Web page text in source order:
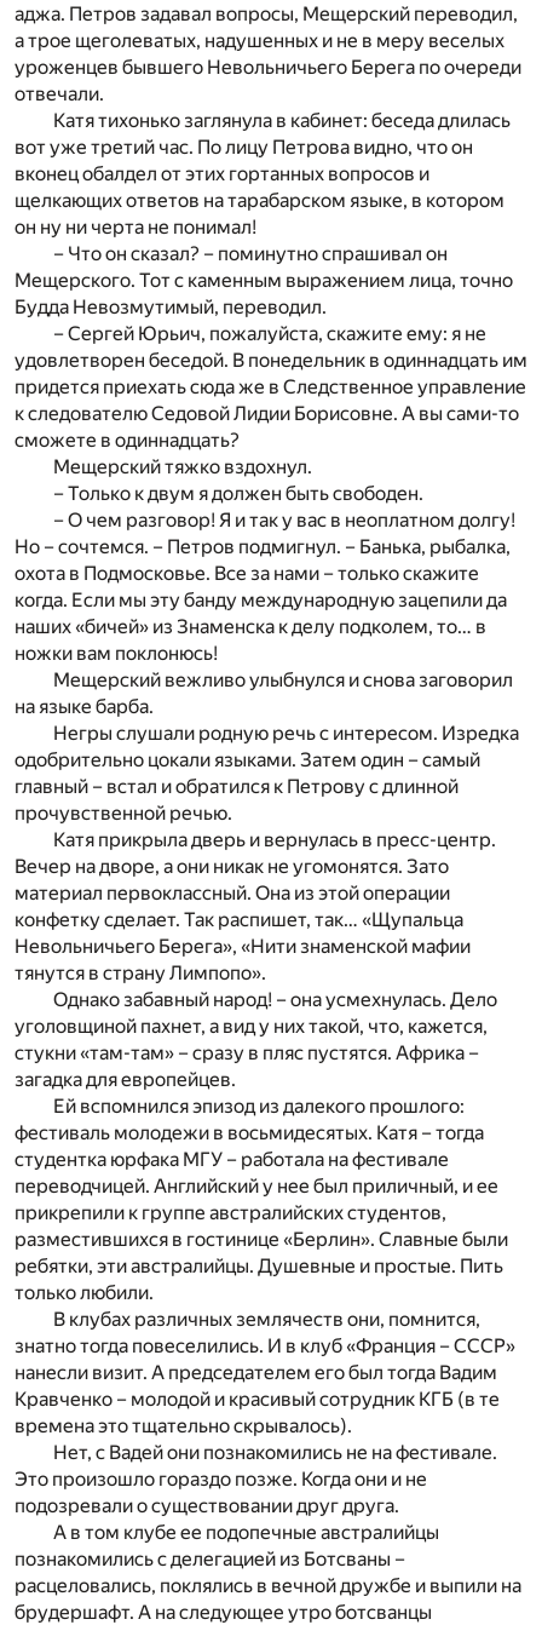
аджа. Петров задавал вопросы, Мещерский переводил,
а трое щеголеватых, надушенных и не в меру веселых
уроженцев бывшего Невольничьего Берега по очереди
отвечали.
Катя тихонько заглянула в кабинет: беседа длилась
вот уже третий час. По лицу Петрова видно, что он
вконец обалдел от этих гортанных вопросов и
щелкающих ответов на тарабарском языке, в котором
он ну ни черта не понимал!
– Что он сказал? – поминутно спрашивал он
Мещерского. Тот с каменным выражением лица, точно
Будда Невозмутимый, переводил.
– Сергей Юрьич, пожалуйста, скажите ему: я не
удовлетворен беседой. В понедельник в одиннадцать им
придется приехать сюда же в Следственное управление
к следователю Седовой Лидии Борисовне. А вы сами-то
сможете в одиннадцать?
Мещерский тяжко вздохнул.
– Только к двум я должен быть свободен.
– О чем разговор! Я и так у вас в неоплатном долгу!
Но – сочтемся. – Петров подмигнул. – Банька, рыбалка,
охота в Подмосковье. Все за нами – только скажите
когда. Если мы эту банду международную зацепили да
наших «бичей» из Знаменска к делу подколем, то… в
ножки вам поклонюсь!
Мещерский вежливо улыбнулся и снова заговорил
на языке барба.
Негры слушали родную речь с интересом. Изредка
одобрительно цокали языками. Затем один – самый
главный – встал и обратился к Петрову с длинной
прочувственной речью.
Катя прикрыла дверь и вернулась в пресс-центр.
Вечер на дворе, а они никак не угомонятся. Зато
материал первоклассный. Она из этой операции
конфетку сделает. Так распишет, так… «Щупальца
Невольничьего Берега», «Нити знаменской мафии
тянутся в страну Лимпопо».
Однако забавный народ! – она усмехнулась. Дело
уголовщиной пахнет, а вид у них такой, что, кажется,
стукни «там-там» – сразу в пляс пустятся. Африка –
загадка для европейцев.
Ей вспомнился эпизод из далекого прошлого:
фестиваль молодежи в восьмидесятых. Катя – тогда
студентка юрфака МГУ – работала на фестивале
переводчицей. Английский у нее был приличный, и ее
прикрепили к группе австралийских студентов,
разместившихся в гостинице «Берлин». Славные были
ребятки, эти австралийцы. Душевные и простые. Пить
только любили.
В клубах различных землячеств они, помнится,
знатно тогда повеселились. И в клуб «Франция – СССР»
нанесли визит. А председателем его был тогда Вадим
Кравченко – молодой и красивый сотрудник КГБ (в те
времена это тщательно скрывалось).
Нет, с Вадей они познакомились не на фестивале.
Это произошло гораздо позже. Когда они и не
подозревали о существовании друг друга.
А в том клубе ее подопечные австралийцы
познакомились с делегацией из Ботсваны –
расцеловались, поклялись в вечной дружбе и выпили на
брудершафт. А на следующее утро ботсванцы